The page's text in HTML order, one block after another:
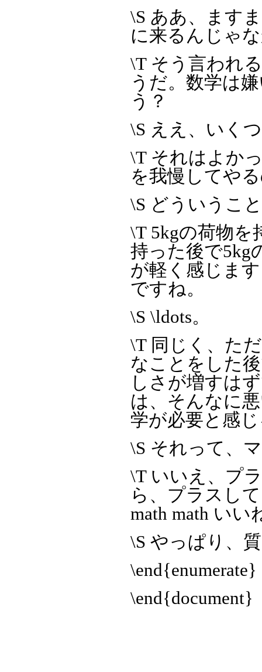
\S ああ、ます
に来るんじゃ
\T そう言われ
うだ。数学は
う？
\S ええ、いく
\T それはよか
を我慢してや
\S どういうこ
\T 5kgの荷物を
持った後で5kg
が軽く感じま
ですね。
\S \ldots。
\T 同じく、た
なことをした
しさが増すは
は、そんなに
学が必要と感
\S それって、
\T いいえ、プ
ら、プラスし
math math いい
\S やっぱり、
\end{enumerate}
\end{document}